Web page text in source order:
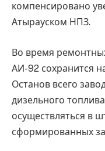
компенсировано
Атырауском НПЗ.
Во время
АИ-92 сохранится
Останов всего
дизельного
осуществляться в
сформированных